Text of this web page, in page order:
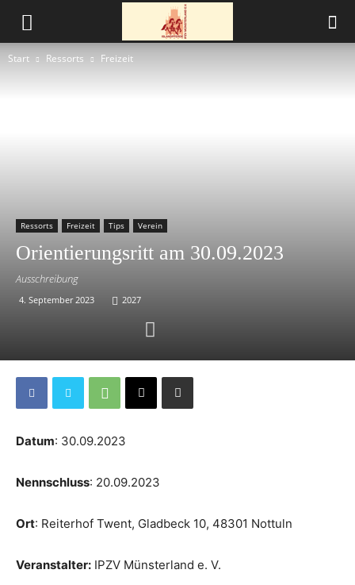
Start Ressorts Freizeit
Ressorts Freizeit Tips Verein
Orientierungsritt am 30.09.2023
Ausschreibung
4. September 2023 2027
Datum: 30.09.2023
Nennschluss: 20.09.2023
Ort: Reiterhof Twent, Gladbeck 10, 48301 Nottuln
Veranstalter: IPZV Münsterland e. V.